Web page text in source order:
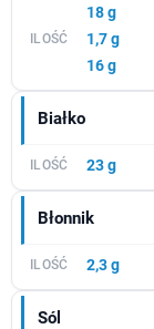
18 g
1,7 g
16 g
Białko
23 g
Błonnik
2,3 g
Sól